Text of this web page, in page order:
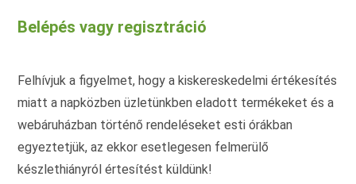
a
termékoldalon
Belépés vagy regisztráció
Felhívjuk a figyelmet, hogy a kiskereskedelmi értékesítés
miatt a napközben üzletünkben eladott termékeket és a
webáruházban történő rendeléseket esti órákban
egyeztetjük, az ekkor esetlegesen felmerülő
készlethiányról értesítést küldünk!